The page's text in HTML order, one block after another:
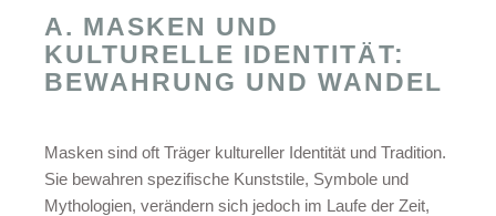
A. MASKEN UND
KULTURELLE IDENTITÄT:
BEWAHRUNG UND WANDEL
Masken sind oft Träger kultureller Identität und Tradition.
Sie bewahren spezifische Kunststile, Symbole und
Mythologien, verändern sich jedoch im Laufe der Zeit,